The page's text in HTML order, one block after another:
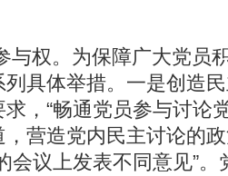
与权。为保障广大党员
列具体举措。一是创造
，“畅通党员参与讨论
营造党内民主讨论的
会议上发表不同意见”